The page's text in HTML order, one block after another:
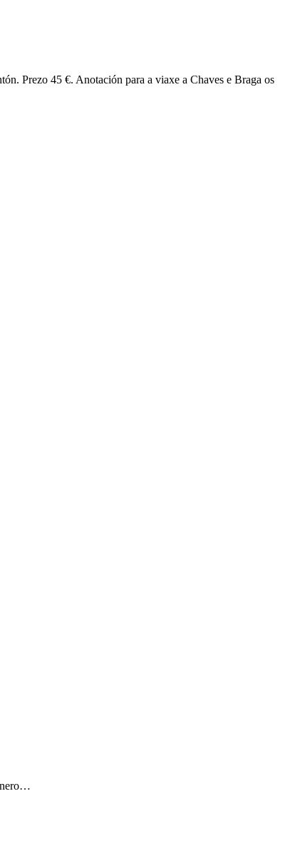
Prezo 45 €. Anotación para a viaxe a Chaves e Braga os